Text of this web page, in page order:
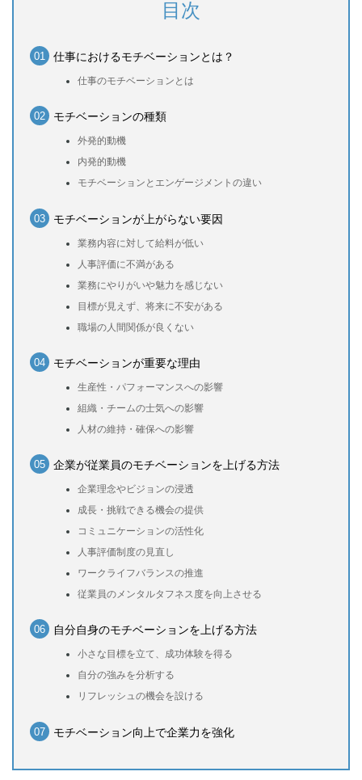
目次
仕事におけるモチベーションとは？
仕事のモチベーションとは
モチベーションの種類
外発的動機
内発的動機
モチベーションとエンゲージメントの違い
モチベーションが上がらない要因
業務内容に対して給料が低い
人事評価に不満がある
業務にやりがいや魅力を感じない
目標が見えず、将来に不安がある
職場の人間関係が良くない
モチベーションが重要な理由
生産性・パフォーマンスへの影響
組織・チームの士気への影響
人材の維持・確保への影響
企業が従業員のモチベーションを上げる方法
企業理念やビジョンの浸透
成長・挑戦できる機会の提供
コミュニケーションの活性化
人事評価制度の見直し
ワークライフバランスの推進
従業員のメンタルタフネス度を向上させる
自分自身のモチベーションを上げる方法
小さな目標を立て、成功体験を得る
自分の強みを分析する
リフレッシュの機会を設ける
モチベーション向上で企業力を強化